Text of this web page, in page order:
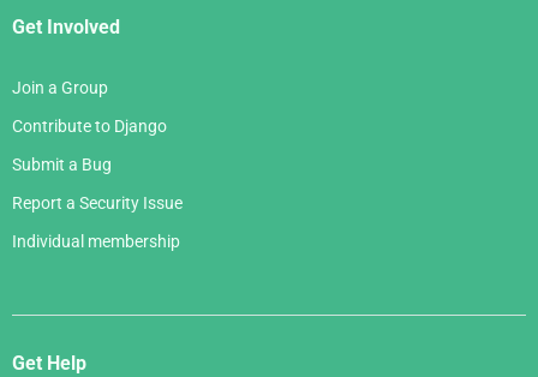
Get Involved
Join a Group
Contribute to Django
Submit a Bug
Report a Security Issue
Individual membership
Get Help